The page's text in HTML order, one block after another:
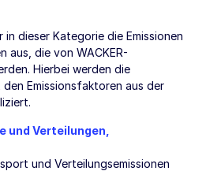
in dieser Kategorie die Emissionen
aus, die von WACKER-
Hierbei werden die
Emissionsfaktoren aus der
und Verteilungen,
und Verteilungsemissionen